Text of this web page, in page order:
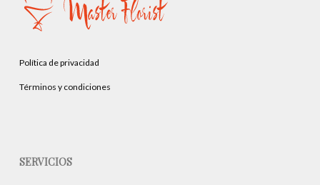
Política de privacidad
Términos y condiciones
SERVICIOS